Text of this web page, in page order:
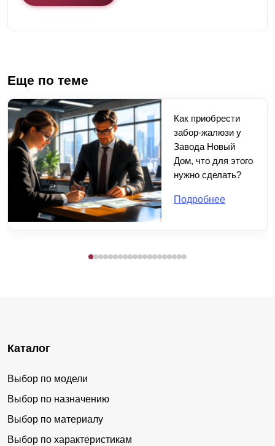
Еще по теме
Как приобрести
забор-жалюзи у
Завода Новый
Дом, что для этого
нужно сделать?
Подробнее
Каталог
Выбор по модели
Выбор по назначению
Выбор по материалу
Выбор по характеристикам